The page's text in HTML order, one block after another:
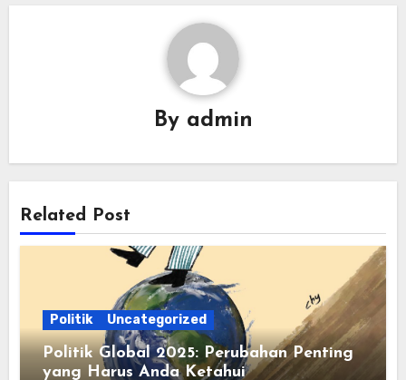
By admin
Related Post
Politik Uncategorized
Politik Global 2025: Perubahan Penting
yang Harus Anda Ketahui